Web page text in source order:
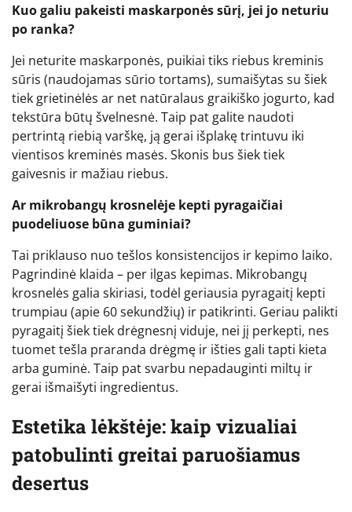
Kuo galiu pakeisti maskarponės sūrį, jei jo neturiu
po ranka?
Jei neturite maskarponės, puikiai tiks riebus kreminis
sūris (naudojamas sūrio tortams), sumaišytas su šiek
tiek grietinėlės ar net natūralaus graikiško jogurto, kad
tekstūra būtų švelnesnė. Taip pat galite naudoti
pertrintą riebią varškę, ją gerai išplakę trintuvu iki
vientisos kreminės masės. Skonis bus šiek tiek
gaivesnis ir mažiau riebus.
Ar mikrobangų krosnelėje kepti pyragaičiai
puodeliuose būna guminiai?
Tai priklauso nuo tešlos konsistencijos ir kepimo laiko.
Pagrindinė klaida – per ilgas kepimas. Mikrobangų
krosnelės galia skiriasi, todėl geriausia pyragaitį kepti
trumpiau (apie 60 sekundžių) ir patikrinti. Geriau palikti
pyragaitį šiek tiek drėgnesnį viduje, nei jį perkepti, nes
tuomet tešla praranda drėgmę ir išties gali tapti kieta
arba guminė. Taip pat svarbu nepadauginti miltų ir
gerai išmaišyti ingredientus.
Estetika lėkštėje: kaip vizualiai
patobulinti greitai paruošiamus
desertus